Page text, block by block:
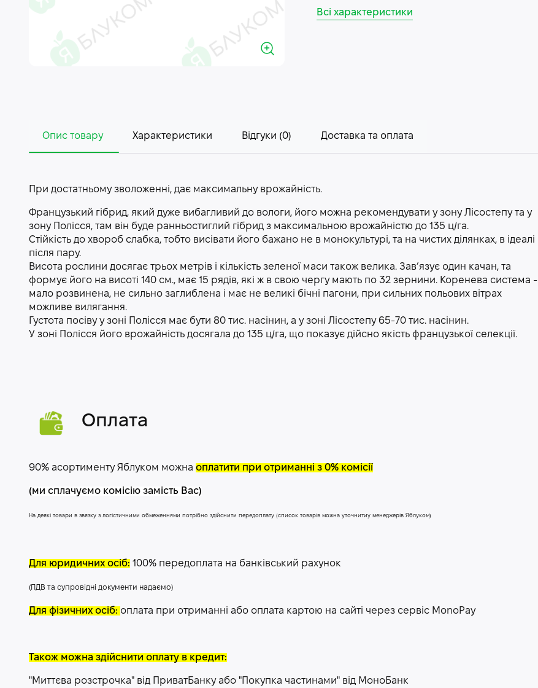
Всі характеристики
Опис товару Характеристики Відгуки (0) Доставка та оплата
При достатньому зволоженні, дає максимальну врожайність.
Французький гібрид, який дуже вибагливий до вологи, його можна рекомендувати у зону Лісостепу та у
зону Полісся, там він буде ранньостиглий гібрид з максимальною врожайністю до 135 ц/га.
Стійкість до хвороб слабка, тобто висівати його бажано не в монокультурі, та на чистих ділянках, в ідеалі
після пару.
Висота рослини досягає трьох метрів і кількість зеленої маси також велика. Зав’язує один качан, та
формує його на висоті 140 см., має 15 рядів, які ж в свою чергу мають по 32 зернини. Коренева система -
мало розвинена, не сильно заглиблена і має не великі бічні пагони, при сильних польових вітрах
можливе вилягання.
Густота посіву у зоні Полісся має бути 80 тис. насінин, а у зоні Лісостепу 65-70 тис. насінин.
У зоні Полісся його врожайність досягала до 135 ц/га, що показує дійсно якість французької селекції.
Оплата
90% асортименту Яблуком можна оплатити при отриманні з 0% комісії
(ми сплачуємо комісію замість Вас)
На деякі товари в звязку з логістичними обмеженнями потрібно здійснити передоплату (список товарів можна уточнитиу менеджерів Яблуком)
Для юридичних осіб: 100% передоплата на банківський рахунок
(ПДВ та супровідні документи надаємо)
Для фізичних осіб: оплата при отриманні або оплата картою на сайті через сервіс МоnoPay
Також можна здійснити оплату в кредит:
"Миттєва розстрочка" від ПриватБанку або "Покупка частинами" від МоноБанк